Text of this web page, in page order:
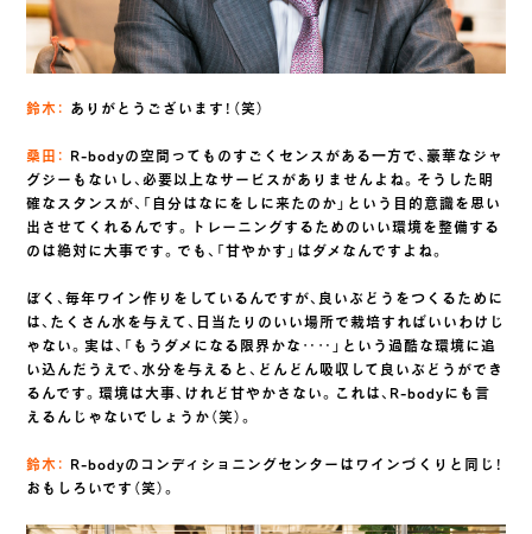
鈴木： ありがとうございます！（笑）
桑田： R-bodyの空間ってものすごくセンスがある一方で、豪華なジャ
グジーもないし、必要以上なサービスがありませんよね。そうした明
確なスタンスが、「自分はなにをしに来たのか」という目的意識を思い
出させてくれるんです。トレーニングするためのいい環境を整備する
のは絶対に大事です。でも、「甘やかす」はダメなんですよね。
ぼく、毎年ワイン作りをしているんですが、良いぶどうをつくるために
は、たくさん水を与えて、日当たりのいい場所で栽培すればいいわけじ
ゃない。実は、「もうダメになる限界かな‥‥」という過酷な環境に追
い込んだうえで、水分を与えると、どんどん吸収して良いぶどうができ
るんです。環境は大事、けれど甘やかさない。これは、R-bodyにも言
えるんじゃないでしょうか（笑）。
鈴木： R-bodyのコンディショニングセンターはワインづくりと同じ！
おもしろいです（笑）。